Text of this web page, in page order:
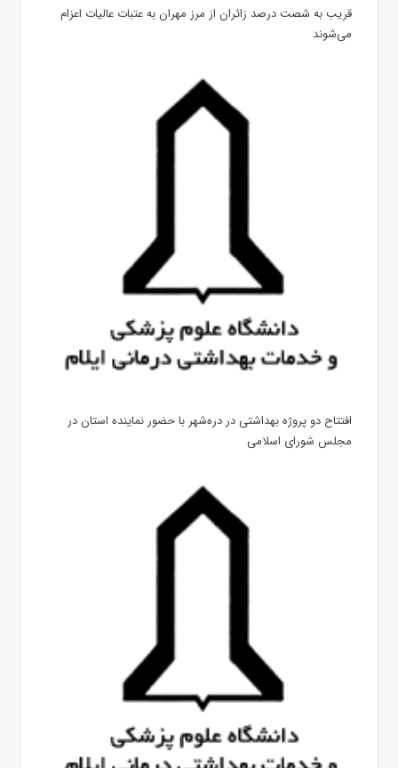
قریب به شصت درصد زائران از مرز مهران به عتبات عالیات اعزام
می‌شوند
افتتاح دو پروژه بهداشتی در دره‌شهر با حضور نماینده استان در
مجلس شورای اسلامی